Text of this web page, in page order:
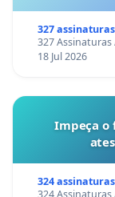
327 assinaturas
327 Assinaturas
18 Jul 2026
Impeça o
324 assinaturas
324 Assinaturas